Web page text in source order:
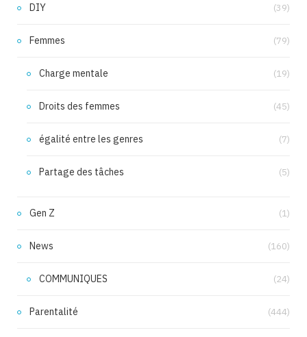
DIY (39)
Femmes (79)
Charge mentale (19)
Droits des femmes (45)
égalité entre les genres (7)
Partage des tâches (5)
Gen Z (1)
News (160)
COMMUNIQUES (24)
Parentalité (444)